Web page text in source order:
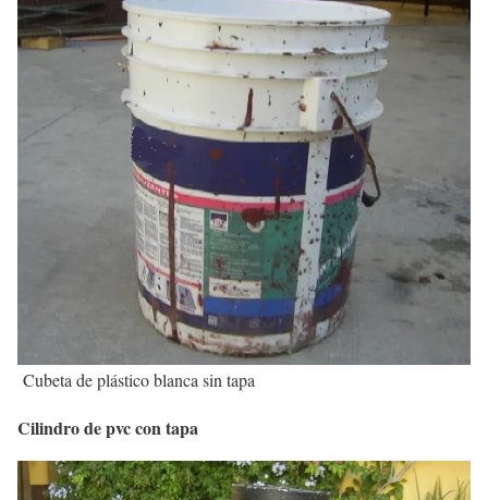
Cubeta de plástico blanca sin tapa
Cilindro de pvc con tapa